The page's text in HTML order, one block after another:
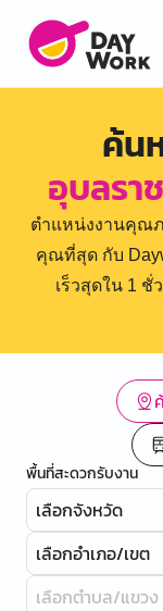
ค้น
อุบลรา
ตำแหน่งงานคุณ
คุณที่สุด กับ
เร็วสุดใน 1
พื้นที่สะดวกรับงาน
เลือกจังหวัด
เลือกอำเภอ/เขต
เลือกตำบล/แขวง